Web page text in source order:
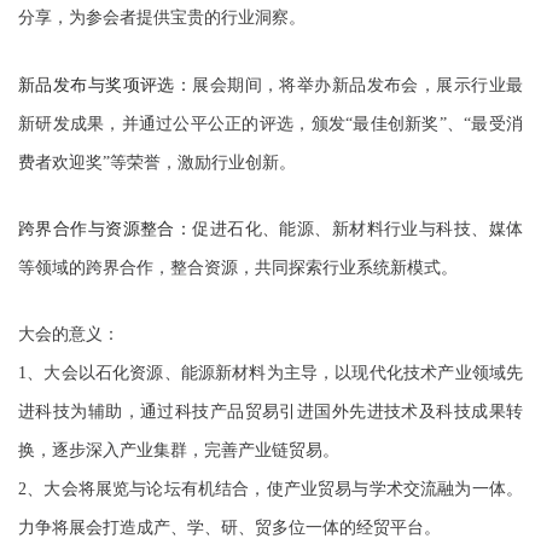
分享，为参会者提供宝贵的行业洞察。
新品发布与奖项评选： 展会期间，将举办新品发布会，展示行业最
新研发成果，并通过公平公正的评选，颁发“最佳创新奖”、“最受消
费者欢迎奖”等荣誉，激励行业创新。
跨界合作与资源整合：促进石化、能源、新材料行业与科技、媒体
等领域的跨界合作，整合资源，共同探索行业 系统新模式。
大会的意义 ：
1、大会以石化资源、能源新材料为主导，以现代化技术产业领域先
进科技为辅助，通过科技产品贸易引进国外先进技术及科技成果转
换，逐步深入产业集群，完善产业链贸易。
2、大会将展览与论坛有机结合，使产业贸易与学术交流融为一体。
力争将展会打造成产、学、研、贸多位一体的经贸平台。